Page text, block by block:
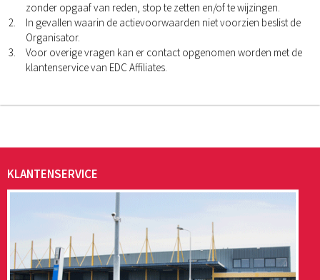
zonder opgaaf van reden, stop te zetten en/of te wijzingen.
In gevallen waarin de actievoorwaarden niet voorzien beslist de
Organisator.
Voor overige vragen kan er contact opgenomen worden met de
klantenservice van EDC Affiliates.
KLANTENSERVICE